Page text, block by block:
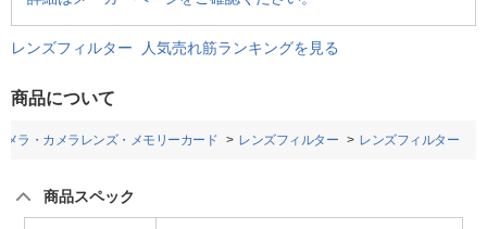
レンズフィルター 人気売れ筋ランキングを見る
商品について
メラ・カメラレンズ・メモリーカード レンズフィルター レンズフィルター
商品スペック